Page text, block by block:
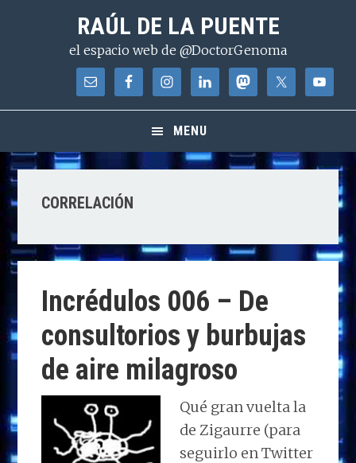
contenido
RAÚL DE LA PUENTE
el espacio web de @DoctorGenoma
MENU
CORRELACIÓN
Incrédulos 006 – De
consultorios y burbujas
de aire milagroso
Qué gran vuelta la
de Zigaurre (para
seguirlo en Twitter